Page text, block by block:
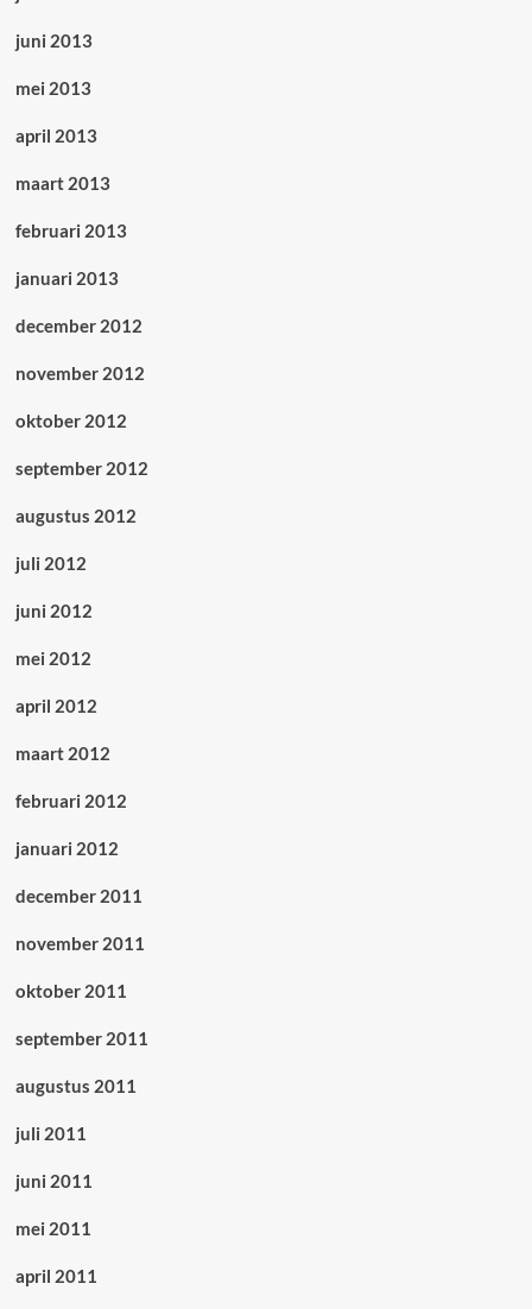
juni 2013
mei 2013
april 2013
maart 2013
februari 2013
januari 2013
december 2012
november 2012
oktober 2012
september 2012
augustus 2012
juli 2012
juni 2012
mei 2012
april 2012
maart 2012
februari 2012
januari 2012
december 2011
november 2011
oktober 2011
september 2011
augustus 2011
juli 2011
juni 2011
mei 2011
april 2011